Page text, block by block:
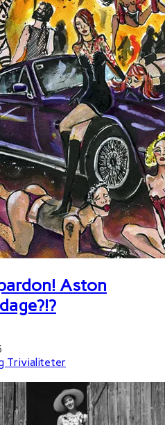
Aston
Trivialiteter